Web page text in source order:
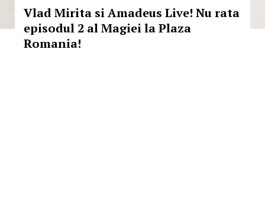
Vlad Mirita si Amadeus Live! Nu rata
episodul 2 al Magiei la Plaza
Romania!